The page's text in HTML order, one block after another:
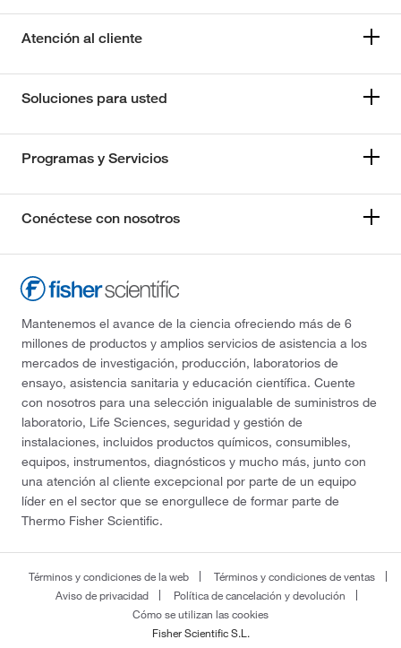
Atención al cliente
Soluciones para usted
Programas y Servicios
Conéctese con nosotros
Mantenemos el avance de la ciencia ofreciendo más de 6
millones de productos y amplios servicios de asistencia a los
mercados de investigación, producción, laboratorios de
ensayo, asistencia sanitaria y educación científica. Cuente
con nosotros para una selección inigualable de suministros de
laboratorio, Life Sciences, seguridad y gestión de
instalaciones, incluidos productos químicos, consumibles,
equipos, instrumentos, diagnósticos y mucho más, junto con
una atención al cliente excepcional por parte de un equipo
líder en el sector que se enorgullece de formar parte de
Thermo Fisher Scientific.
Términos y condiciones de la web
Términos y condiciones de ventas
Aviso de privacidad
Política de cancelación y devolución
Cómo se utilizan las cookies
Fisher Scientific S.L.